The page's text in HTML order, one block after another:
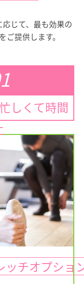
じて、最も効果の
提供します。
しくて時間
チオプショ